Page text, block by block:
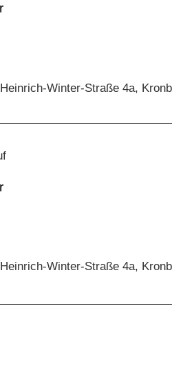
Heinrich-Winter-Straße 4a,
Heinrich-Winter-Straße 4a,